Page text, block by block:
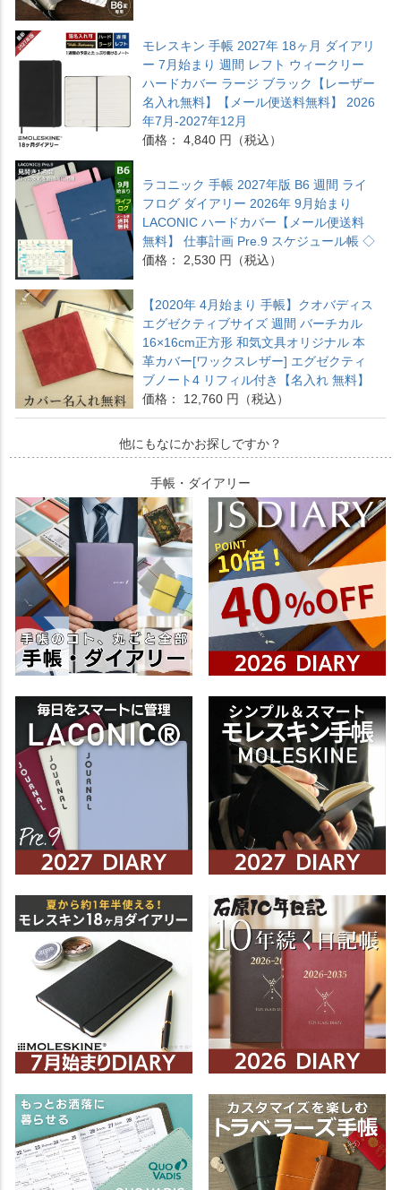
モレスキン 手帳 2027年 18ヶ月 ダイアリ
ー 7月始まり 週間 レフト ウィークリー
ハードカバー ラージ ブラック【レーザー
名入れ無料】【メール便送料無料】 2026
年7月-2027年12月
価格： 4,840 円（税込）
ラコニック 手帳 2027年版 B6 週間 ライ
フログ ダイアリー 2026年 9月始まり
LACONIC ハードカバー【メール便送料
無料】 仕事計画 Pre.9 スケジュール帳 ◇
価格： 2,530 円（税込）
【2020年 4月始まり 手帳】クオバディス
エグゼクティブサイズ 週間 バーチカル
16×16cm正方形 和気文具オリジナル 本
革カバー[ワックスレザー] エグゼクティ
ブノート4 リフィル付き【名入れ 無料】
価格： 12,760 円（税込）
他にもなにかお探しですか？
手帳・ダイアリー